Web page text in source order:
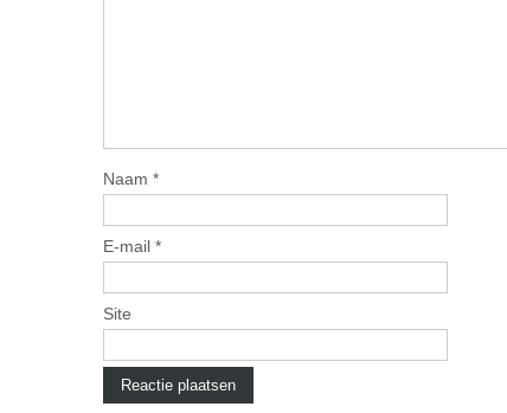
Naam *
E-mail *
Site